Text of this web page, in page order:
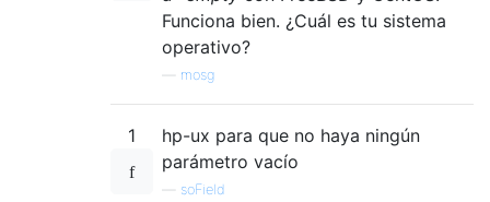
Funciona bien. ¿Cuál es tu sistema
operativo?
mosg
1
hp-ux para que no haya ningún
parámetro vacío
soField